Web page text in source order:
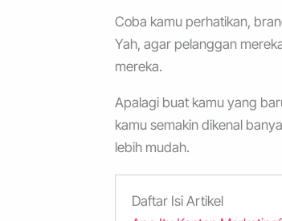
Coba kamu perhatikan,
Yah, agar pelanggan
mereka.
Apalagi buat kamu yang
kamu semakin dikenal
lebih mudah.
Daftar Isi Artikel